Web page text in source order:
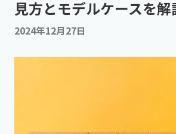
見方とモデルケースを解
2024年12月27日